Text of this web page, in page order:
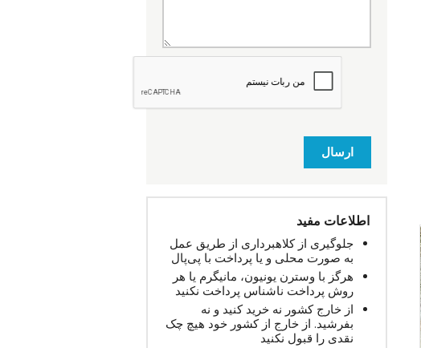
ارسال
اطلاعات مفید
جلوگیری از کلاهبرداری از طریق عمل
به صورت محلی و یا پرداخت با پی‌پال
هرگز با وسترن یونیون، مانیگرم یا هر
روش پرداخت ناشناس پرداخت نکنید
از خارج کشور نه خرید کنید و نه
بفرشید. از خارج از کشور خود هیچ چک
نقدی را قبول نکنید